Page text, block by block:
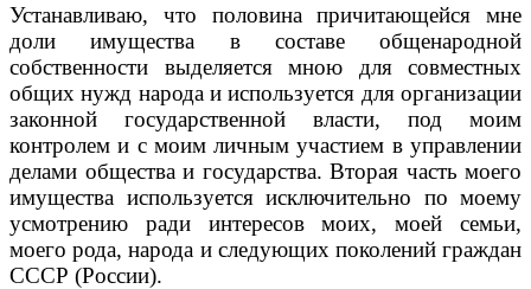
Устанавливаю, что половина причитающейся мне
доли имущества в составе общенародной
собственности выделяется мною для совместных
общих нужд народа и используется для организации
законной государственной власти, под моим
контролем и с моим личным участием в управлении
делами общества и государства. Вторая часть моего
имущества используется исключительно по моему
усмотрению ради интересов моих, моей семьи,
моего рода, народа и следующих поколений граждан
СССР (России).